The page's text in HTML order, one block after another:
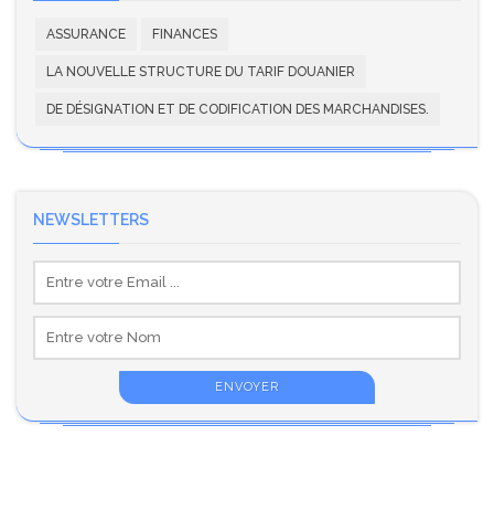
ASSURANCE FINANCES
LA NOUVELLE STRUCTURE DU TARIF DOUANIER
DE DÉSIGNATION ET DE CODIFICATION DES MARCHANDISES.
NEWSLETTERS